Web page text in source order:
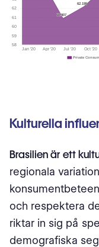
Kulturella
Brasilien är ett
regionala
och respektera
riktar in sig på
demografiska